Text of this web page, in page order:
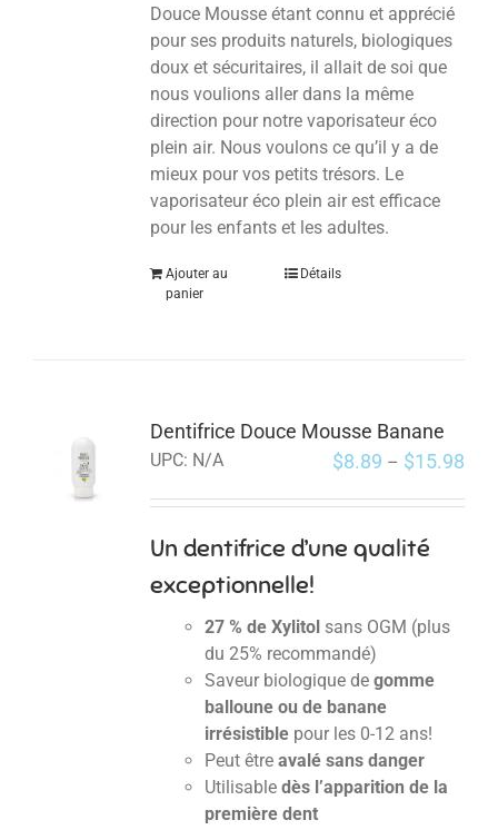
Douce Mousse étant connu et apprécié
pour ses produits naturels, biologiques
doux et sécuritaires, il allait de soi que
nous voulions aller dans la même
direction pour notre vaporisateur éco
plein air. Nous voulons ce qu’il y a de
mieux pour vos petits trésors. Le
vaporisateur éco plein air est efficace
pour les enfants et les adultes.
Ajouter au
panier
Détails
Dentifrice Douce Mousse Banane
UPC: N/A $8.89 – $15.98
Un dentifrice d’une qualité
exceptionnelle!
27 % de Xylitolsans OGM (plus
du 25% recommandé)
Saveur biologique de gomme
balloune ou de banane
irrésistiblepour les 0-12 ans!
Peut être avalé sans danger
Utilisable dès l’apparition de la
première dent